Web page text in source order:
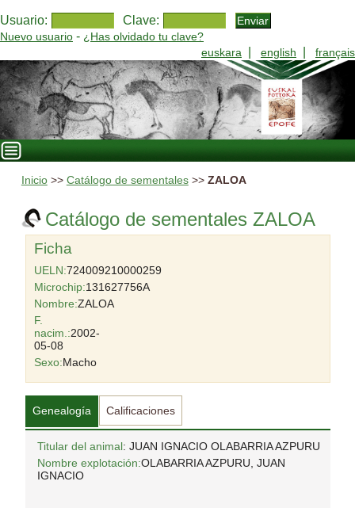
Usuario: Clave:
Nuevo usuario - ¿Has olvidado tu clave?
euskara
english français
Inicio>> Catálogo de sementales>> ZALOA
Catálogo de sementales ZALOA
Ficha
UELN:724009210000259
Microchip:131627756A
Nombre:ZALOA
F.
nacim.:2002-
05-08
Sexo:Macho
Genealogía Calificaciones
Titular del animal: JUAN IGNACIO OLABARRIA AZPURU
Nombre explotación:OLABARRIA AZPURU, JUAN
IGNACIO